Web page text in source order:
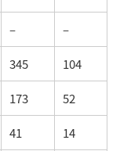
– –
345 104
173 52
41 14